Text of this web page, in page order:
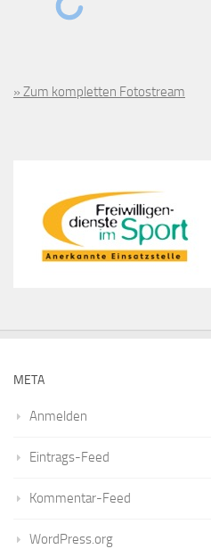
» Zum kompletten Fotostream
META
Anmelden
Eintrags-Feed
Kommentar-Feed
WordPress.org